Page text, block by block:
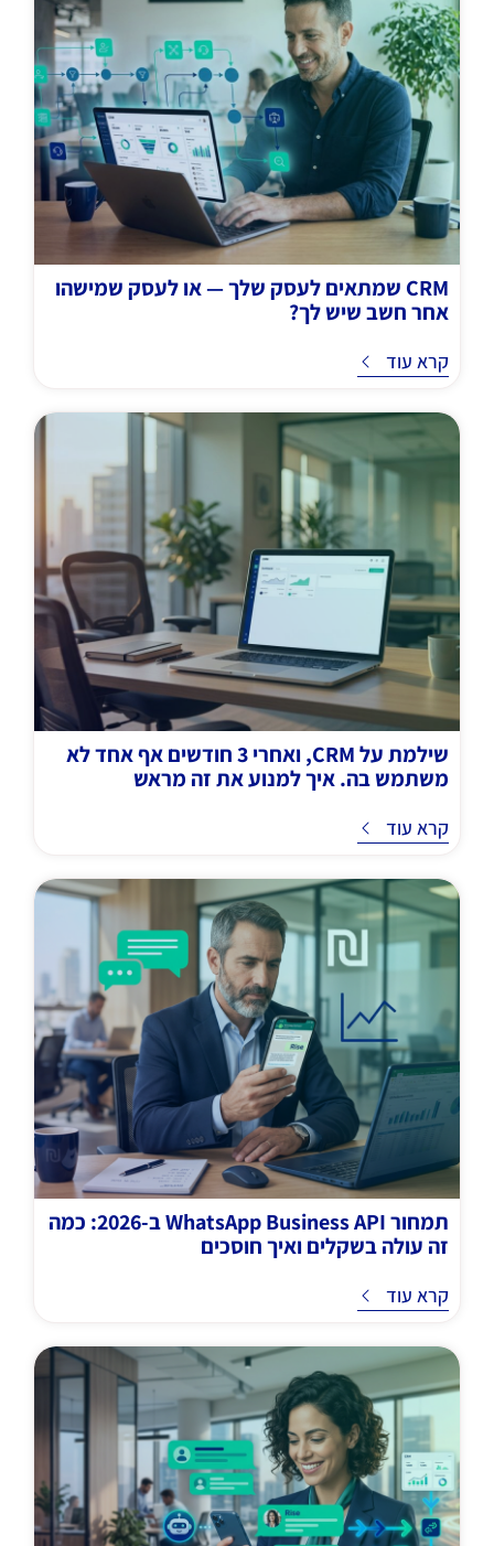
CRM שמתאים לעסק שלך — או לעסק שמישהו
אחר חשב שיש לך?
קרא עוד
שילמת על CRM, ואחרי 3 חודשים אף אחד לא
משתמש בה. איך למנוע את זה מראש
קרא עוד
תמחור WhatsApp Business API ב-2026: כמה
זה עולה בשקלים ואיך חוסכים
קרא עוד